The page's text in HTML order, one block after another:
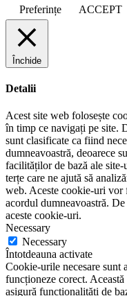
Preferințe
ACCEPT
Închide
Detalii
Acest site web folosește
în timp ce navigați pe site.
sunt clasificate ca fiind
dumneavoastră, deoarece
facilităților de bază ale
terțe care ne ajută să
web. Aceste cookie-uri vor
acordul dumneavoastră.
aceste cookie-uri.
Necessary
Necessary
Întotdeauna activate
Cookie-urile necesare sunt
funcționeze corect.
asigură funcționalități de